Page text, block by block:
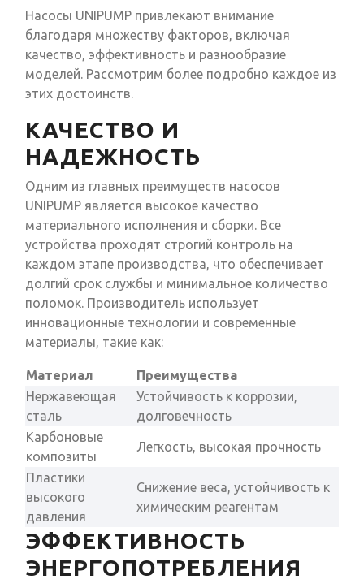
Насосы UNIPUMP привлекают внимание
благодаря множеству факторов, включая
качество, эффективность и разнообразие
моделей. Рассмотрим более подробно каждое из
этих достоинств.
КАЧЕСТВО И
НАДЕЖНОСТЬ
Одним из главных преимуществ насосов
UNIPUMP является высокое качество
материального исполнения и сборки. Все
устройства проходят строгий контроль на
каждом этапе производства, что обеспечивает
долгий срок службы и минимальное количество
поломок. Производитель использует
инновационные технологии и современные
материалы, такие как:
Материал
Преимущества
Нержавеющая
сталь
Устойчивость к коррозии,
долговечность
Карбоновые
композиты
Легкость, высокая прочность
Пластики
высокого
давления
Снижение веса, устойчивость к
химическим реагентам
ЭФФЕКТИВНОСТЬ
ЭНЕРГОПОТРЕБЛЕНИЯ